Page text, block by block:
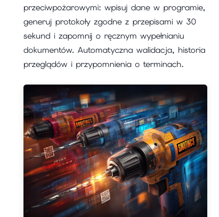
przeciwpożarowymi: wpisuj dane w programie,
generuj protokoły zgodne z przepisami w 30
sekund i zapomnij o ręcznym wypełnianiu
dokumentów. Automatyczna walidacja, historia
przeglądów i przypomnienia o terminach.